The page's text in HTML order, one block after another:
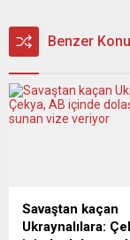
Benzer
Savaştan kaçan
Ukraynalılara: